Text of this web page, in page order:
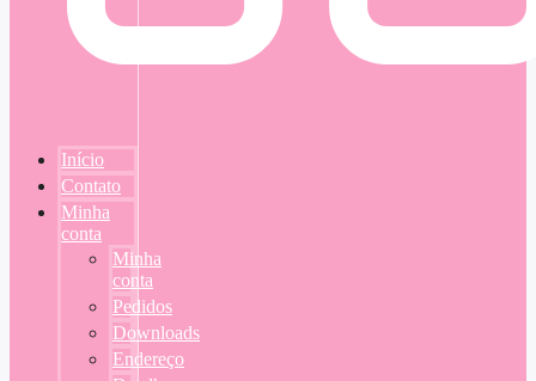
Início
Contato
Minha
conta
Minha
conta
Pedidos
Downloads
Endereço